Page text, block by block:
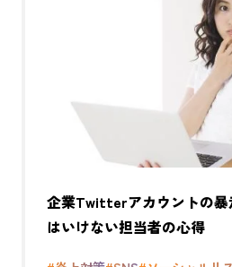
企業Twitterアカウントの暴
はいけない担当者の心得